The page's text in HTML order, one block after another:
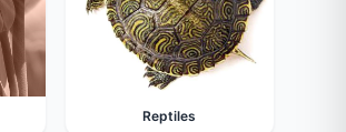
Reptiles